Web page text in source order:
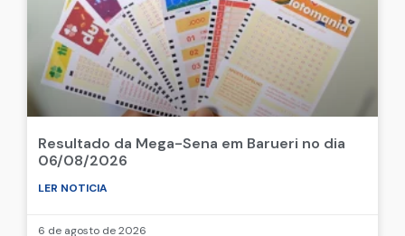
Resultado da Mega-Sena em Barueri no dia
06/08/2026
LER NOTICIA
6 de agosto de 2026